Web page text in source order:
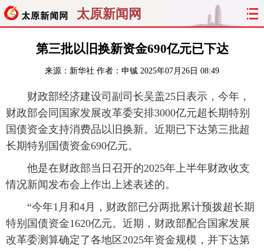
太原新闻网
首页 聚焦 太原 山西
关注 文明
纵横 曝光 综合 专题
旅游 理财 政务 教育
看天下 晋月读 最太原 网罗民生
太原日报 太原晚报 热评
第三批以旧换新资金690亿元已下达
来源： 新华社 作者：申铖 2025年07月26日 08:49
财政部经济建设司副司长吴盖25日表示，今年，
财政部会同国家发展改革委安排3000亿元超长期特别
国债资金支持消费品以旧换新。近期已下达第三批超
长期特别国债资金690亿元。
他是在财政部当日召开的2025年上半年财政收支
情况新闻发布会上作出上述表述的。
“今年1月和4月，财政部已分两批累计预拨超长期
特别国债资金1620亿元。近期，财政部配合国家发展
改革委测算确定了各地区2025年资金规模，并下达第